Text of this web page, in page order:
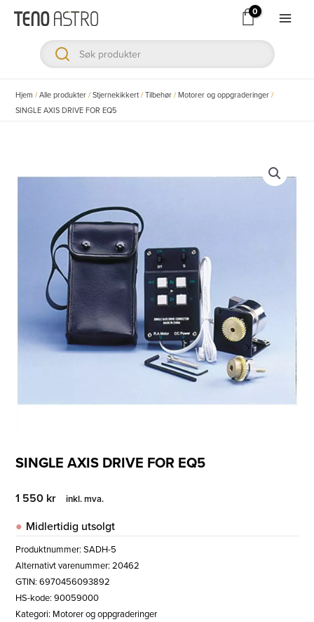
Hopp
innholdet
Hjem /Alle produkter /Stjernekikkert /Tilbehør /Motorer og oppgraderinger /
SINGLE AXIS DRIVE FOR EQ5
SINGLE AXIS DRIVE FOR EQ5
1 550 kr inkl. mva.
Midlertidig utsolgt
Produktnummer:SADH-5
Alternativt varenummer: 20462
GTIN: 6970456093892
HS-kode: 90059000
Kategori: Motorer og oppgraderinger